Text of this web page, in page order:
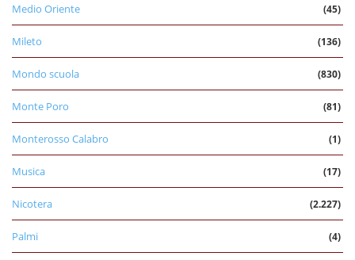
Medio Oriente (45)
Mileto (136)
Mondo scuola (830)
Monte Poro (81)
Monterosso Calabro (1)
Musica (17)
Nicotera (2.227)
Palmi (4)